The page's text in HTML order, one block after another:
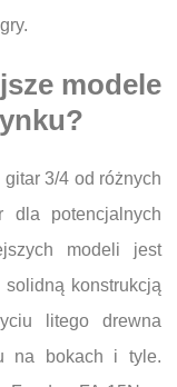
modele
3/4 od różnych
dla potencjalnych
modeli jest
konstrukcją
litego drewna
na bokach i tyle.